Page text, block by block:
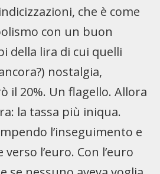
che è come
con un buon
della lira di cui quelli
nostalgia,
il 20%. Un flagello. Allora
la tassa più iniqua.
l’inseguimento e
l’euro. Con l’euro